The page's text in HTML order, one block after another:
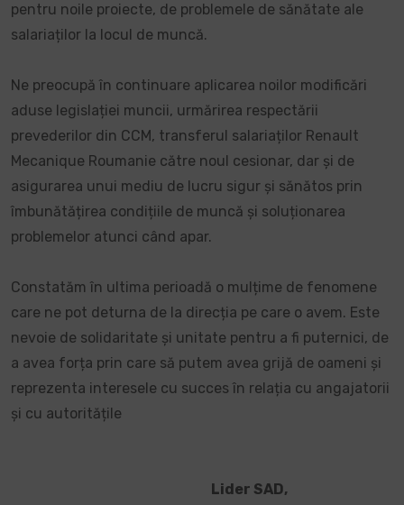
pentru noile proiecte, de problemele de sănătate ale
salariaților la locul de muncă.
Ne preocupă în continuare aplicarea noilor modificări
aduse legislației muncii, urmărirea respectării
prevederilor din CCM, transferul salariaților Renault
Mecanique Roumanie către noul cesionar, dar și de
asigurarea unui mediu de lucru sigur și sănătos prin
îmbunătățirea condițiile de muncă și soluționarea
problemelor atunci când apar.
Constatăm în ultima perioadă o mulțime de fenomene
care ne pot deturna de la direcția pe care o avem. Este
nevoie de solidaritate și unitate pentru a fi puternici, de
a avea forța prin care să putem avea grijă de oameni și
reprezenta interesele cu succes în relația cu angajatorii
și cu autoritățile
Lider SAD,